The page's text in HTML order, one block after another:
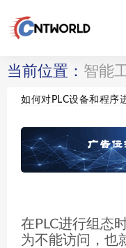
当前位置： 智能
如何对PLC设备和程序
在PLC进行组态
为不能访问，也